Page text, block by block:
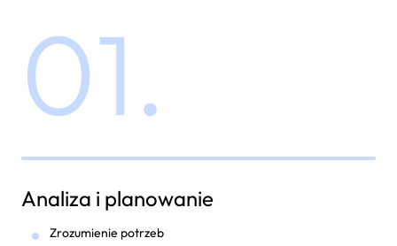
Analiza i planowanie
Zrozumienie potrzeb
01.